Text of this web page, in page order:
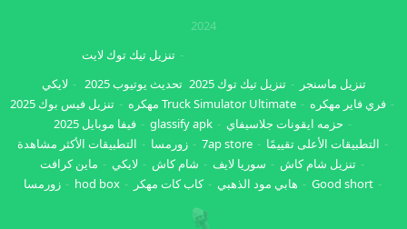
2024
تنزيل ماسنجر تنزيل تيك توك 2025
تنزيل تيك توك لايت
تحديث يوتيوب 2025
لايكي
فري فاير مهكره
Truck Simulator Ultimate مهكره
تنزيل فيس بوك 2025
حزمه ايقونات جلاسيفاي
glassify apk
فيفا موبايل 2025
التطبيقات الأعلى تقييمًا
7ap store زورمسا
التطبيقات الأكثر مشاهدة
تنزيل شام كاش
سوريا لايف شام كاش لايكي
ماين كرافت
Good short
هابي مود الذهبي كاب كات مهكر hod box زورمسا